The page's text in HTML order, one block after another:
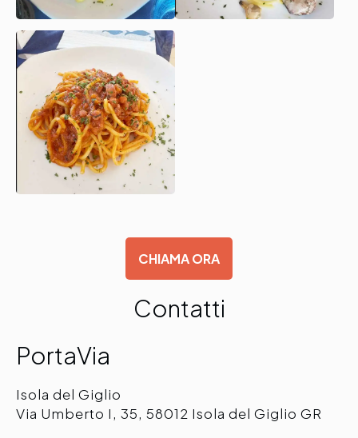
CHIAMA ORA
Contatti
PortaVia
Isola del Giglio
Via Umberto I, 35, 58012 Isola del Giglio GR